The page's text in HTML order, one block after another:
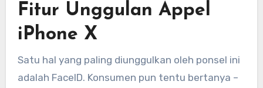
Fitur Unggulan Appel
iPhone X
Satu hal yang paling diunggulkan oleh ponsel ini
adalah FaceID. Konsumen pun tentu bertanya –